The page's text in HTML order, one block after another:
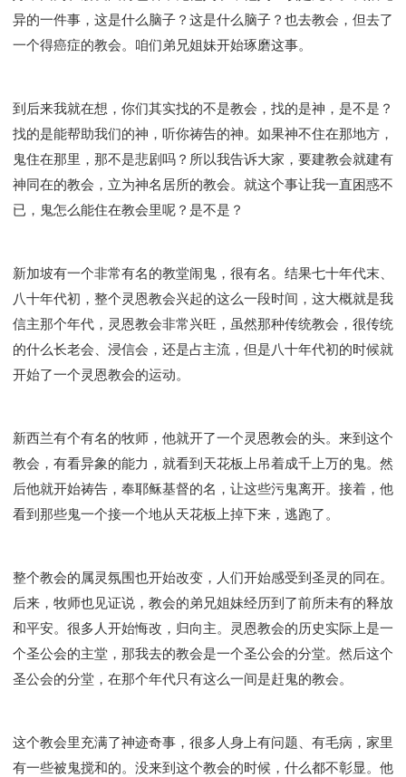
异的一件事，这是什么脑子？这是什么脑子？也去教会，但去了
一个得癌症的教会。咱们弟兄姐妹开始琢磨这事。
到后来我就在想，你们其实找的不是教会，找的是神，是不是？
找的是能帮助我们的神，听你祷告的神。如果神不住在那地方，
鬼住在那里，那不是悲剧吗？所以我告诉大家，要建教会就建有
神同在的教会，立为神名居所的教会。就这个事让我一直困惑不
已，鬼怎么能住在教会里呢？是不是？
新加坡有一个非常有名的教堂闹鬼，很有名。结果七十年代末、
八十年代初，整个灵恩教会兴起的这么一段时间，这大概就是我
信主那个年代，灵恩教会非常兴旺，虽然那种传统教会，很传统
的什么长老会、浸信会，还是占主流，但是八十年代初的时候就
开始了一个灵恩教会的运动。
新西兰有个有名的牧师，他就开了一个灵恩教会的头。来到这个
教会，有看异象的能力，就看到天花板上吊着成千上万的鬼。然
后他就开始祷告，奉耶稣基督的名，让这些污鬼离开。接着，他
看到那些鬼一个接一个地从天花板上掉下来，逃跑了。
整个教会的属灵氛围也开始改变，人们开始感受到圣灵的同在。
后来，牧师也见证说，教会的弟兄姐妹经历到了前所未有的释放
和平安。很多人开始悔改，归向主。灵恩教会的历史实际上是一
个圣公会的主堂，那我去的教会是一个圣公会的分堂。然后这个
圣公会的分堂，在那个年代只有这么一间是赶鬼的教会。
这个教会里充满了神迹奇事，很多人身上有问题、有毛病，家里
有一些被鬼搅和的。没来到这个教会的时候，什么都不彰显。他